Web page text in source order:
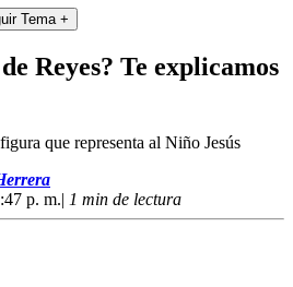
Tema +
Reyes? Te explicamos
que representa al Niño Jesús
p. m.| 1 min de lectura